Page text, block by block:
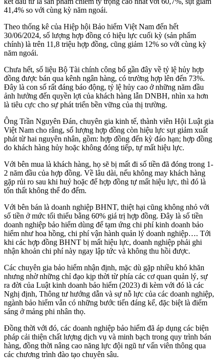
41,4% so với cùng kỳ năm ngoái.
Theo thống kê của Hiệp hội Bảo hiểm Việt Nam đến hết
30/06/2024, số lượng hợp đồng có hiệu lực cuối kỳ (sản phẩm
chính) là trên 11,8 triệu hợp đồng, cũng giảm 12% so với cùng kỳ
năm ngoái.
Chưa hết, số liệu Bộ Tài chính công bố gần đây về tỷ lệ hủy hợp
đồng được bán qua kênh ngân hàng, có trường hợp lên đến 73%.
Đây là con số rất đáng báo động, tỷ lệ hủy cao ở những năm đầu
ảnh hưởng đến quyền lợi của khách hàng lẫn DNBH, nhìn xa hơn
là tiêu cực cho sự phát triển bền vững của thị trường.
Ông Trần Nguyên Đán, chuyên gia kinh tế, thành viên Hội Luật gia
Việt Nam cho rằng, số lượng hợp đồng còn hiệu lực sụt giảm xuất
phát từ hai nguyên nhân, gồm: hợp đồng đến kỳ đáo hạn; hợp đồng
do khách hàng hủy hoặc không đóng tiếp, tự mất hiệu lực.
Với bên mua là khách hàng, họ sẽ bị mất đi số tiền đã đóng trong 1-
2 năm đầu của hợp đồng. Về lâu dài, nếu không may khách hàng
gặp rủi ro sau khi huỷ hoặc để hợp đồng tự mất hiệu lực, thì đó là
tổn thất không thể đo đếm.
Với bên bán là doanh nghiệp BHNT, thiệt hại cũng không nhỏ với
số tiền ở mức tối thiểu bằng 60% giá trị hợp đồng. Đây là số tiền
doanh nghiệp bảo hiểm dùng để tạm ứng chi phí kinh doanh bảo
hiểm như hoa hồng, chi phí vận hành quản lý doanh nghiệp…. Tới
khi các hợp đồng BHNT bị mất hiệu lực, doanh nghiệp phải ghi
nhận khoản chi phí này ngay lập tức và không thu hồi được.
Các chuyên gia bảo hiểm nhận định, mặc dù gặp nhiều khó khăn
nhưng nhờ những chỉ đạo kịp thời từ phía các cơ quan quản lý, sự
ra đời của Luật kinh doanh bảo hiểm (2023) đi kèm với đó là các
Nghị định, Thông tư hướng dẫn và sự nỗ lực của các doanh nghiệp,
ngành bảo hiểm vẫn có những bước tiến đáng kể, đặc biệt là điểm
sáng ở mảng phi nhân thọ.
Đồng thời với đó, các doanh nghiệp bảo hiểm đã áp dụng các biện
pháp cải thiện chất lượng dịch vụ và minh bạch trong quy trình bán
hàng, đồng thời nâng cao năng lực đội ngũ tư vấn viên thông qua
các chương trình đào tạo chuyên sâu.